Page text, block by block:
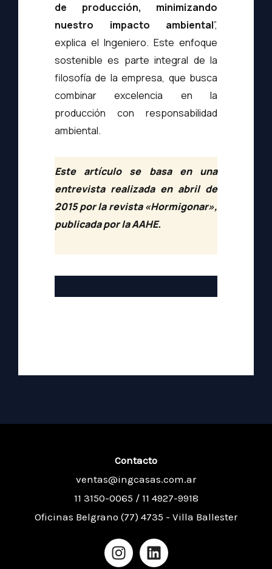
de producción, minimizando
nuestro impacto ambiental”,
explica el Ingeniero. Este enfoque
sostenible es parte integral de la
filosofía de la empresa, que busca
combinar excelencia en la
producción con responsabilidad
ambiental.
Este artículo se basa en una
entrevista realizada en abril de
2015 por la revista «Hormigonar»,
publicada por laAAHE.
Contacto
ventas@ingcasas.com.ar
11 3150-0065 / 11 4927-9918
Oficinas Belgrano (77) 4735 - Villa Ballester